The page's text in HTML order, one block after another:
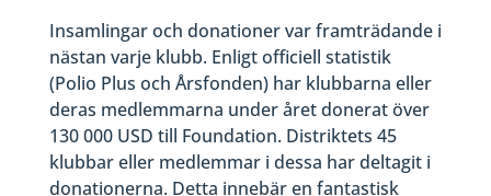
Insamlingar och donationer var framträdande i
nästan varje klubb. Enligt officiell statistik
(Polio Plus och Årsfonden) har klubbarna eller
deras medlemmarna under året donerat över
130 000 USD till Foundation. Distriktets 45
klubbar eller medlemmar i dessa har deltagit i
donationerna. Detta innebär en fantastisk